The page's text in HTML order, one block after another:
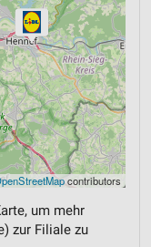
contributors
um mehr
zur Filiale zu